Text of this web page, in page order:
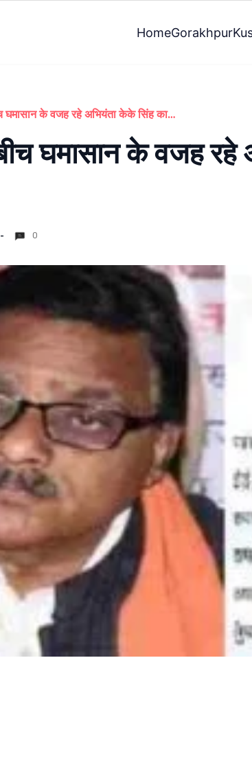
HomeGorakhpur
विधायक सांसद के बीच घमासान के वजह रहे अभियंता केके सिंह का हुआ ट्रांसफर
घमासान के वजह
0